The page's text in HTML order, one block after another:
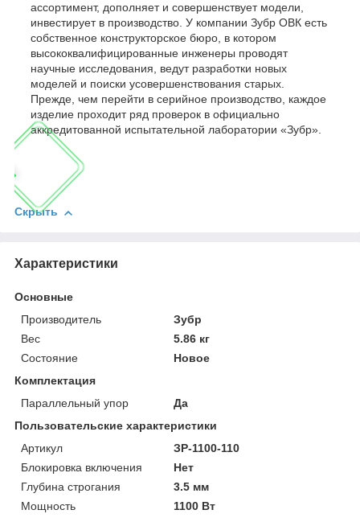
ассортимент, дополняет и совершенствует модели,
инвестирует в производство. У компании Зубр ОВК есть
собственное конструкторское бюро, в котором
высококвалифицированные инженеры проводят
научные исследования, ведут разработки новых
моделей и поиски усовершенствования старых.
Прежде, чем перейти в серийное производство, каждое
изделие проходит ряд проверок в официально
аккредитованной испытательной лаборатории «Зубр».
Скрыть
Характеристики
Основные
Производитель
Зубр
Вес
5.86 кг
Состояние
Новое
Комплектация
Параллельный упор
Да
Пользовательские характеристики
Артикул
ЗР-1100-110
Блокировка включения
Нет
Глубина строгания
3.5 мм
Мощность
1100 Вт